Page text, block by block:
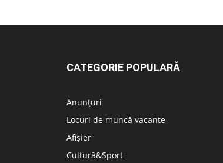
CATEGORIE POPULARĂ
Anunțuri
Locuri de muncă vacante
Afișier
Cultură&Sport